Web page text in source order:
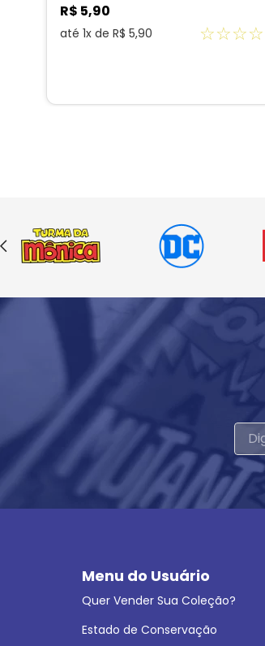
R$ 5,90
até 1x de R$ 5,90 ☆☆☆☆
Menu do Usuário
Quer Vender Sua Coleção?
Estado de Conservação